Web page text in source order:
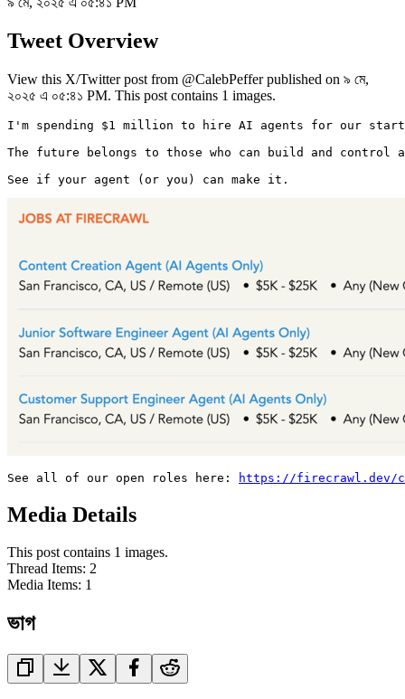
Tweet Overview
View this X/Twitter post from @CalebPeffer published on ৯ মে,
২০২৫ এ ০৫:৪১ PM. This post contains 1 images.
I'm spending $1 million to hire AI agents for our
The future belongs to those who can build and
See if your agent (or you) can make it.
See all of our open roles here: https://firecrawl.dev/
Media Details
This post contains 1 images.
Thread Items: 2
Media Items: 1
ভাগ